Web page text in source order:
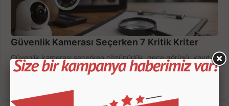
Güvenlik Kamerası Seçerken 7 Kritik Kriter
Güvenlik kamerası seçerken çözünürlük, gece görüşü, kayıt
süresi ve bağlantı tipini karşılaştırın; eviniz veya iş yeriniz için